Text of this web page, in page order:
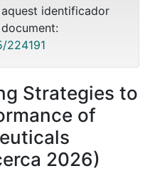
identificador
224191
Strategies to
of
2026)